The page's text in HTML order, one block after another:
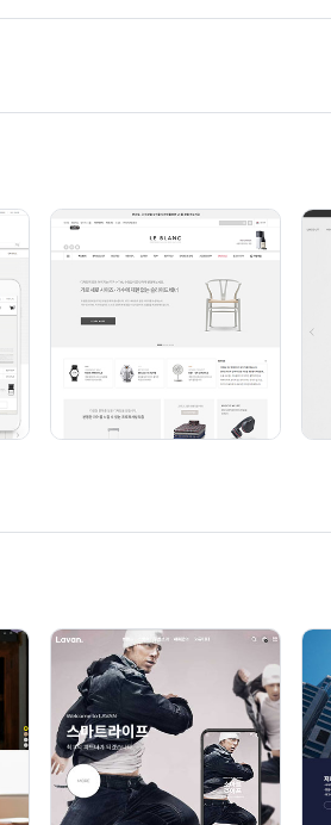
다.
이 됩니다
있어 새로 설치된 디자인의 일부
직접 작업을 해드립니다
을 바탕으로